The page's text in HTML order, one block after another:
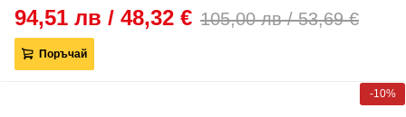
94,51 лв / 48,32 € 105,00 лв / 53,69 €
Поръчай
-10%